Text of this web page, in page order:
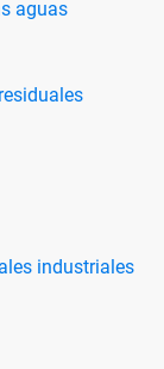
aguas
industriales